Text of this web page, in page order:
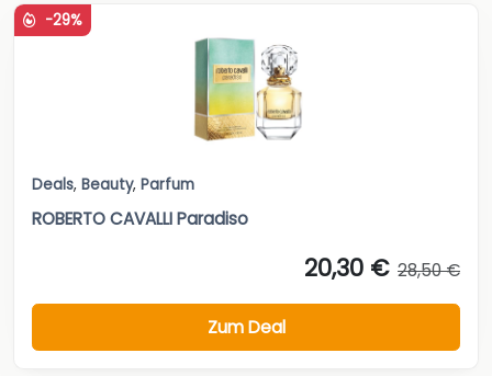
-29%
Deals, Beauty, Parfum
ROBERTO CAVALLI Paradiso
20,30 € 28,50 €
Zum Deal